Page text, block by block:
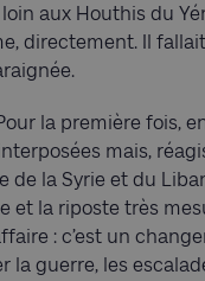
aux Houthis du
directement. Il
la première fois, en
mais,
de la Syrie et du
et la riposte très
: c’est un
la guerre, les